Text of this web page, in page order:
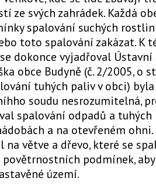
ze svých zahrádek. Každá
spalování suchých
toto spalování zakázat. K
dokonce vyjadřoval Ústavní
obce Budyně (č. 2/2005, o
tuhých paliv v obci)
soudu nesrozumitelná,
spalování odpadů a
a na otevřeném ohni.
na větve a dřevo, které se
podmínek,
území.